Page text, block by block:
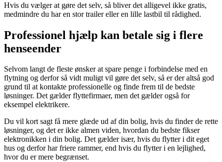
Hvis du vælger at gøre det selv, så bliver det alligevel ikke gratis,
medmindre du har en stor trailer eller en lille lastbil til rådighed.
Professionel hjælp kan betale sig i flere
henseender
Selvom langt de fleste ønsker at spare penge i forbindelse med en
flytning og derfor så vidt muligt vil gøre det selv, så er der altså god
grund til at kontakte professionelle og finde frem til de bedste
løsninger. Det gælder flyttefirmaer, men det gælder også for
eksempel elektrikere.
Du vil kort sagt få mere glæde ud af din bolig, hvis du finder de rette
løsninger, og det er ikke almen viden, hvordan du bedste fikser
elektronikken i din bolig. Det gælder især, hvis du flytter i dit eget
hus og derfor har friere rammer, end hvis du flytter i en lejlighed,
hvor du er mere begrænset.